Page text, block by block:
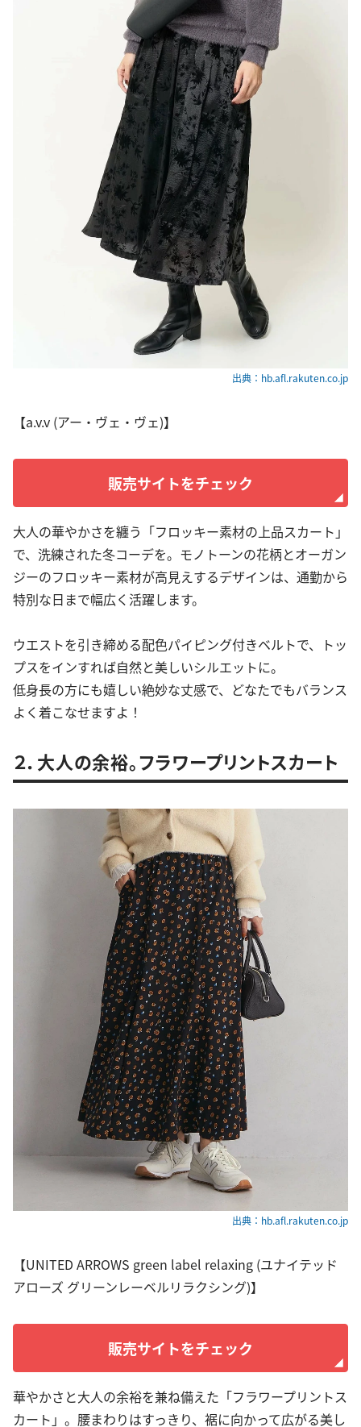
出典：hb.afl.rakuten.co.jp
【a.v.v (アー・ヴェ・ヴェ)】
販売サイトをチェック
大人の華やかさを纏う「フロッキー素材の上品スカート」
で、洗練された冬コーデを。モノトーンの花柄とオーガン
ジーのフロッキー素材が高見えするデザインは、通勤から
特別な日まで幅広く活躍します。
ウエストを引き締める配色パイピング付きベルトで、トッ
プスをインすれば自然と美しいシルエットに。
低身長の方にも嬉しい絶妙な丈感で、どなたでもバランス
よく着こなせますよ！
２．大人の余裕。フラワープリントスカート
出典：hb.afl.rakuten.co.jp
【UNITED ARROWS green label relaxing (ユナイテッド
アローズ グリーンレーベルリラクシング)】
販売サイトをチェック
華やかさと大人の余裕を兼ね備えた「フラワープリントス
カート」。腰まわりはすっきり、裾に向かって広がる美し